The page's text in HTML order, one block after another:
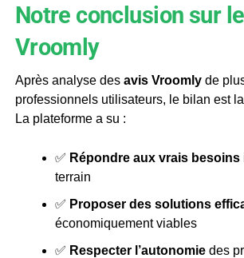
Notre conclusion sur
Vroomly
Après analyse des avis Vroomlyde
professionnels utilisateurs, le bilan est
La plateforme a su :
✅ Répondre aux vrais besoins
terrain
✅ Proposer des solutions
économiquement viables
✅ Respecter l’autonomiedes